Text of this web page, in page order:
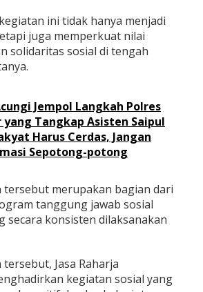
ini tidak hanya menjadi
juga memperkuat nilai
solidaritas sosial di tengah
Jempol Langkah Polres
yang Tangkap Asisten Saipul
Harus Cerdas, Jangan
Sepotong-potong
tersebut merupakan bagian dari
tanggung jawab sosial
secara konsisten dilaksanakan
Jasa Raharja
kegiatan sosial yang